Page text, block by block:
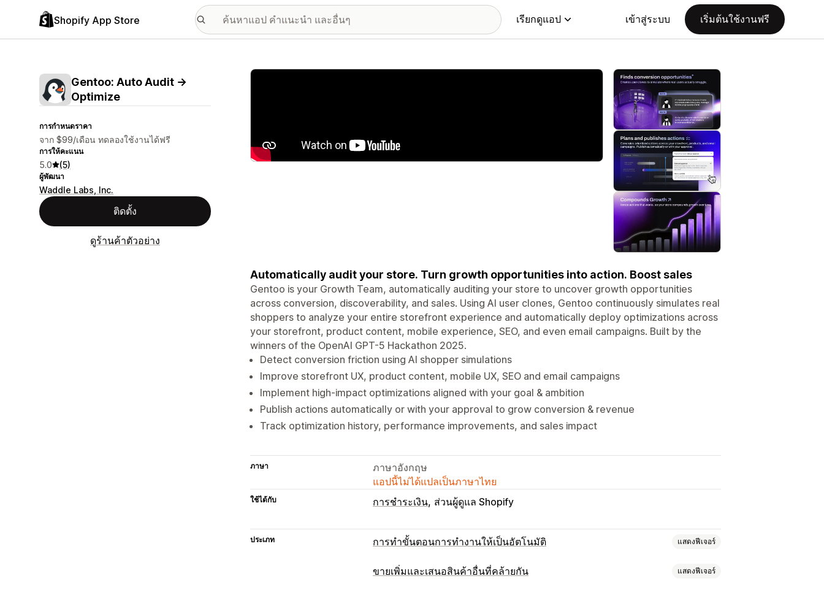
Shopify App Store เรียกดูแอป เข้าสู่ระบบ เริ่มต้นใช้งานฟรี
Gentoo: Auto Audit →
Optimize
การกำหนดราคา
จาก $99/เดือน ทดลองใช้งานได้ฟรี
การให้คะแนน
5.0 (5)
ผู้พัฒนา
Waddle Labs, Inc.
ติดตั้ง
ดูร้านค้าตัวอย่าง
แกลเลอรีรูปภาพที่แสดง
Automatically audit your store. Turn growth opportunities into action. Boost sales
Gentoo is your Growth Team, automatically auditing your store to uncover growth opportunities
across conversion, discoverability, and sales. Using AI user clones, Gentoo continuously simulates real
shoppers to analyze your entire storefront experience and automatically deploy optimizations across
your storefront, product content, mobile experience, SEO, and even email campaigns. Built by the
winners of the OpenAI GPT-5 Hackathon 2025.
Detect conversion friction using AI shopper simulations
Improve storefront UX, product content, mobile UX, SEO and email campaigns
Implement high-impact optimizations aligned with your goal & ambition
Publish actions automatically or with your approval to grow conversion & revenue
Track optimization history, performance improvements, and sales impact
ภาษา
ภาษาอังกฤษ
แอปนี้ไม่ได้แปลเป็นภาษาไทย
ใช้ได้กับ การชำระเงิน ส่วนผู้ดูแล Shopify
ประเภท การทำขั้นตอนการทำงานให้เป็นอัตโนมัติ แสดงฟีเจอร์
งานอัตโนมัติ
ขายเพิ่มและเสนอสินค้าอื่นที่คล้ายกัน แสดงฟีเจอร์